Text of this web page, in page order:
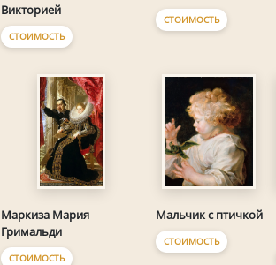
Викторией
СТОИМОСТЬ
СТОИМОСТЬ
Маркиза Мария
Гримальди
СТОИМОСТЬ
Мальчик с птичкой
СТОИМОСТЬ